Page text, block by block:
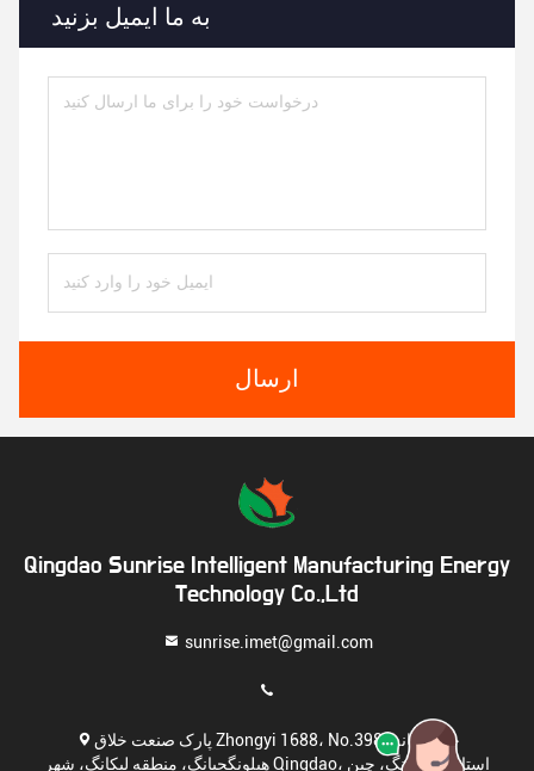
به ما ایمیل بزنید
ارسال
Qingdao Sunrise Intelligent Manufacturing Energy
Technology Co.,Ltd
sunrise.imet@gmail.com
پارک صنعت خلاق Zhongyi 1688، No.398، جاده میانه
هیلونگجیانگ، منطقه لیکانگ، شهر Qingdao، استان شاندونگ، چین